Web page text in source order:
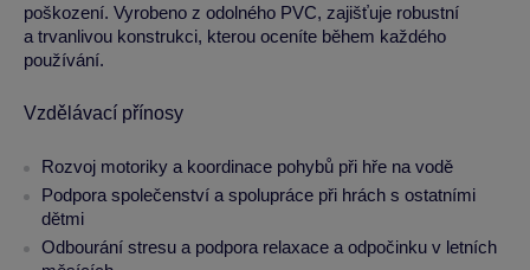
poškození. Vyrobeno z odolného PVC, zajišťuje robustní
a trvanlivou konstrukci, kterou oceníte během každého
používání.
Vzdělávací přínosy
Rozvoj motoriky a koordinace pohybů při hře na vodě
Podpora společenství a spolupráce při hrách s ostatními
dětmi
Odbourání stresu a podpora relaxace a odpočinku v letních